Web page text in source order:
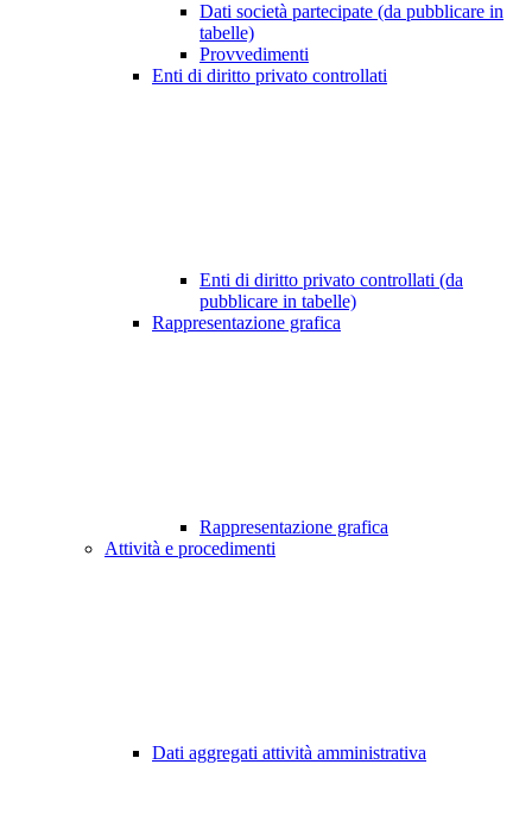
Dati società partecipate (da pubblicare in
tabelle)
Provvedimenti
Enti di diritto privato controllati
Enti di diritto privato controllati (da
pubblicare in tabelle)
Rappresentazione grafica
Rappresentazione grafica
Attività e procedimenti
Dati aggregati attività amministrativa